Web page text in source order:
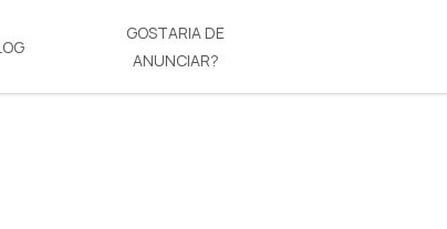
GOSTARIA DE
ANUNCIAR?